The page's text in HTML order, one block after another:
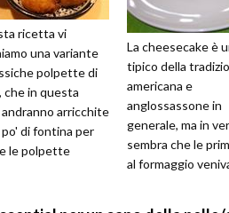
ricetta vi
una variante
polpette di
che in questa
arricchite
di fontina per
le polpette
La cheesecake è
tipico della
americana e
anglossassone in
generale, ma in
sembra che le
al formaggio